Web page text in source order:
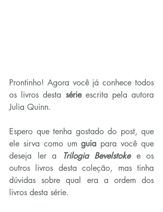
Prontinho! Agora você já conhece todos
os livros desta série escrita pela autora
Julia Quinn.
Espero que tenha gostado do post, que
ele sirva como um guia para você que
deseja ler a
Trilogia Bevelstoke e os
outros livros desta coleção, mas tinha
dúvidas sobre qual era a ordem dos
livros desta série.